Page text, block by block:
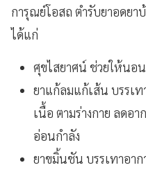
การุณย์โอสถ ตำรับยาอดยา
ได้แก่
ศุขไสยาศน์ ช่วยให้นอ
ยาแก้ลมแก้เส้น บรรเท
เนื้อ ตามร่างกาย ลดอ
อ่อนกำลัง
ยาขมิ้นชัน บรรเทาอา